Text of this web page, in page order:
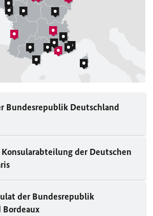
Bundesrepublik Deutschland
der Deutschen
der Bundesrepublik